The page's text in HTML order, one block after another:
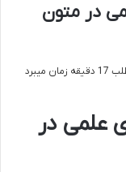
در متون
میبرد
علمی در